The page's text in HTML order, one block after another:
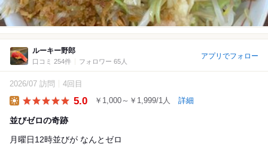
ルーキー野郎
口コミ 254件 フォロワー 65人
アプリでフォロー
2026/07 訪問 4回目
5.0 ￥1,000～￥1,999/1人 詳細
並びゼロの奇跡
月曜日12時並びが なんとゼロ